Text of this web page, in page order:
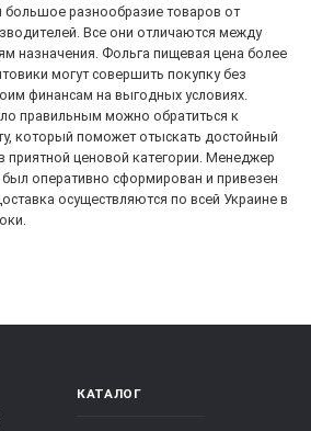
большое разнообразие товаров от
Все они отличаются между
назначения. Фольга пищевая цена более
могут совершить покупку без
финансам на выгодных условиях.
правильным можно обратиться к
который поможет отыскать достойный
приятной ценовой категории. Менеджер
оперативно сформирован и привезен
осуществляются по всей Украине в
КАТАЛОГ